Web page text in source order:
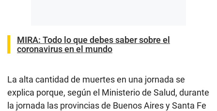
MIRA: Todo lo que debes saber sobre el
coronavirus en el mundo
La alta cantidad de muertes en una jornada se
explica porque, según el Ministerio de Salud, durante
la jornada las provincias de Buenos Aires y Santa Fe